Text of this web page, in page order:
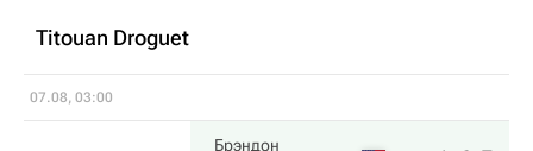
Titouan Droguet
07.08, 03:00
Брэндон